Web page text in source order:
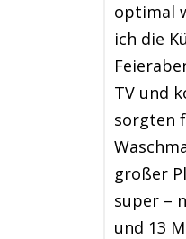
optimal
ich die
TV und
sorgten
großer
super –
und 13